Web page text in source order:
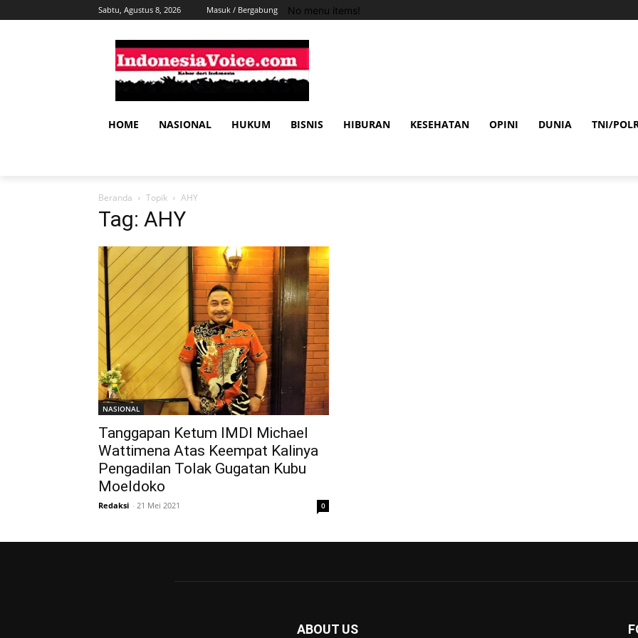
Sabtu, Agustus 8, 2026 Masuk / Bergabung No menu items!
HOME NASIONAL HUKUM BISNIS HIBURAN KESEHATAN OPINI DUNIA TNI/
Beranda Topik AHY
Tag: AHY
NASIONAL
Tanggapan Ketum IMDI Michael
Wattimena Atas Keempat Kalinya
Pengadilan Tolak Gugatan Kubu
Moeldoko
Redaksi - 21 Mei 2021 0
ABOUT US